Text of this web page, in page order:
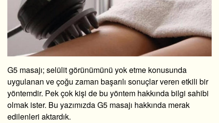
G5 masajı; selülit görünümünü yok etme konusunda
uygulanan ve çoğu zaman başarılı sonuçlar veren etkili bir
yöntemdir. Pek çok kişi de bu yöntem hakkında bilgi sahibi
olmak ister. Bu yazımızda G5 masajı hakkında merak
edilenleri aktardık.